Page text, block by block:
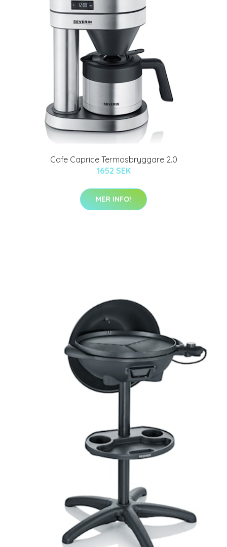
Cafe Caprice Termosbryggare 2.0
1652 SEK
MER INFO!